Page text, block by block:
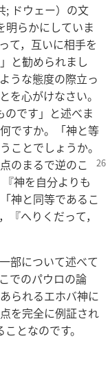
; ドウェー）の文
明らかにしていま
て，互いに相手を
と勧められまし
うな態度の際立っ
を心がけなさい。
のです」と述べま
ですか。「神と等
ことでしょうか。
のまるで逆のこ
神を自分よりも
神と同等であるこ
『へりくだって，
部について述べて
でのパウロの論
られるエホバ神に
を完全に例証され
となのです。